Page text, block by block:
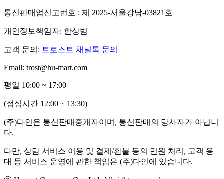
통신판매업신고번호 : 제 2025-서울강남-03821호
개인정보책임자: 한상범
고객 문의: 트로스트 채널톡 문의
Email: trost@hu-mart.com
평일 10:00 ~ 17:00
(점심시간 12:00 ~ 13:30)
(주)다인은 통신판매중개자이며, 통신판매의 당사자가 아닙니
다.
다만, 상담 서비스 이용 및 결제/환불 등의 민원 처리, 고객 응
대 등 서비스 운영에 관한 책임은 (주)다인에 있습니다.